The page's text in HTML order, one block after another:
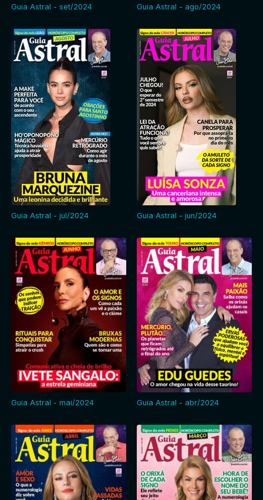
Guia Astral - set/2024 Guia Astral - ago/2024
Guia Astral - jul/2024 Guia Astral - jun/2024
Guia Astral - mai/2024 Guia Astral - abr/2024